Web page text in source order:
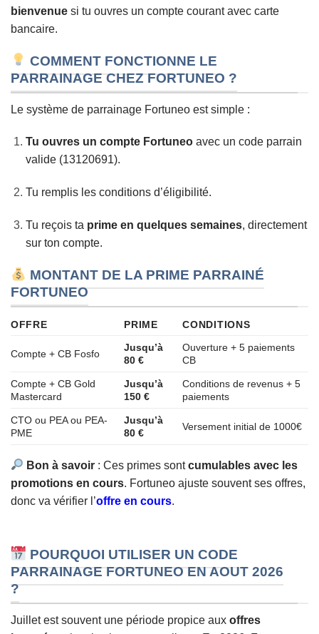
bienvenue si tu ouvres un compte courant avec carte
bancaire.
COMMENT FONCTIONNE LE
PARRAINAGE CHEZ FORTUNEO ?
Le système de parrainage Fortuneo est simple :
Tu ouvres un compte Fortuneoavec un code parrain
valide (13120691).
Tu remplis les conditions d’éligibilité.
Tu reçois ta prime en quelques semaines, directement
sur ton compte.
MONTANT DE LA PRIME PARRAINÉ
FORTUNEO
OFFRE PRIME CONDITIONS
Compte + CB Fosfo
Jusqu’à
80 €
Ouverture + 5 paiements
CB
Compte + CB Gold
Mastercard
Jusqu’à
150 €
Conditions de revenus + 5
paiements
CTO ou PEA ou PEA-
PME
Jusqu’à
80 €
Versement initial de 1000€
Bon à savoir : Ces primes sontcumulables avec les
promotions en cours. Fortuneo ajuste souvent ses offres,
donc va vérifier l’offre en cours.
POURQUOI UTILISER UN CODE
PARRAINAGE FORTUNEO EN AOUT 2026
?
Juillet est souvent une période propice aux offres